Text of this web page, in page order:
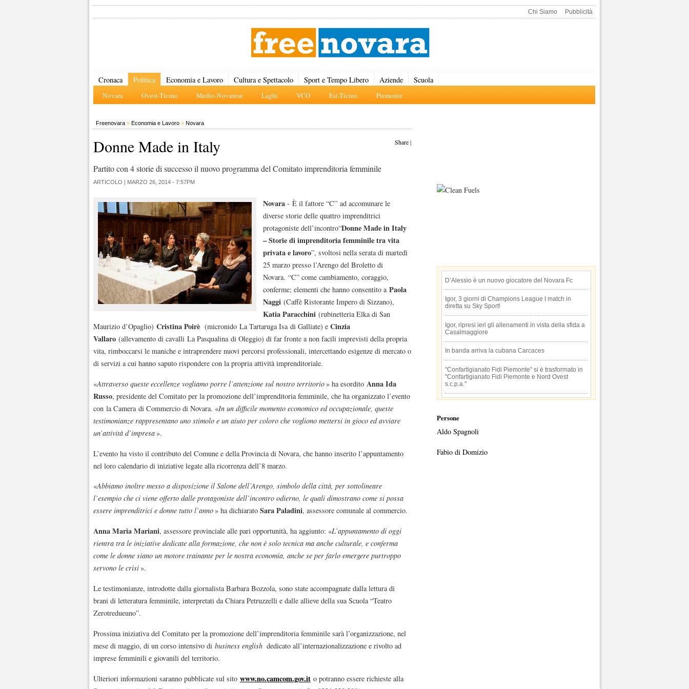
Chi Siamo Pubblicità
Cronaca Politica
Novara Ovest-Ticino Medio-Novarese Laghi VCO Est-Ticino Piemonte
Economia e Lavoro Cultura e Spettacolo Sport e Tempo Libero Aziende Scuola
Freenovara » Economia e Lavoro » Novara
Share|
Donne Made in Italy
Partito con 4 storie di successo il nuovo programma del Comitato imprenditoria femminile
ARTICOLO | MARZO 26, 2014 - 7:57PM
Novara - È il fattore “C” ad accomunare le
diverse storie delle quattro imprenditrici
protagoniste dell’incontro“Donne Made in Italy
– Storie di imprenditoria femminile tra vita
privata e lavoro”, svoltosi nella serata di martedì
25 marzo presso l’Arengo del Broletto di
Novara. “C” come cambiamento, coraggio,
conferme; elementi che hanno consentito a Paola
Naggi (Caffè Ristorante Impero di Sizzano),
Katia Paracchini (rubinetteria Elka di San
Maurizio d’Opaglio) Cristina Poirè (micronido La Tartaruga Isa di Galliate) e Cinzia
Vallaro (allevamento di cavalli La Pasqualina di Oleggio) di far fronte a non facili imprevisti della propria
vita, rimboccarsi le maniche e intraprendere nuovi percorsi professionali, intercettando esigenze di mercato o
di servizi a cui hanno saputo rispondere con la propria attività imprenditoriale.
«Attraverso queste eccellenze vogliamo porre l’attenzione sul nostro territorio» ha esordito Anna Ida
Russo, presidente del Comitato per la promozione dell’imprenditoria femminile, che ha organizzato l’evento
con la Camera di Commercio di Novara. «In un difficile momento economico ed occupazionale, queste
testimonianze rappresentano uno stimolo e un aiuto per coloro che vogliono mettersi in gioco ed avviare
un’attività d’impresa».
L’evento ha visto il contributo del Comune e della Provincia di Novara, che hanno inserito l’appuntamento
nel loro calendario di iniziative legate alla ricorrenza dell’8 marzo.
«Abbiamo inoltre messo a disposizione il Salone dell’Arengo, simbolo della città, per sottolineare
l’esempio che ci viene offerto dalle protagoniste dell’incontro odierno, le quali dimostrano come si possa
essere imprenditrici e donne tutto l’anno» ha dichiarato Sara Paladini, assessore comunale al commercio.
Anna Maria Mariani, assessore provinciale alle pari opportunità, ha aggiunto: «L’appuntamento di oggi
rientra tra le iniziative dedicate alla formazione, che non è solo tecnica ma anche culturale, e conferma
come le donne siano un motore trainante per le nostra economia, anche se per farlo emergere purtroppo
servono le crisi».
Le testimonianze, introdotte dalla giornalista Barbara Bozzola, sono state accompagnate dalla lettura di
brani di letteratura femminile, interpretati da Chiara Petruzzelli e dalle allieve della sua Scuola “Teatro
Zerotredueuno”.
Prossima iniziativa del Comitato per la promozione dell’imprenditoria femminile sarà l’organizzazione, nel
mese di maggio, di un corso intensivo di business english dedicato all’internazionalizzazione e rivolto ad
imprese femminili e giovanili del territorio.
Ulteriori informazioni saranno pubblicate sul sito www.no.camcom.gov.it o potranno essere richieste alla
D’Alessio è un nuovo giocatore del Novara Fc
Igor, 3 giorni di Champions League I match in
diretta su Sky Sport!
Igor, ripresi ieri gli allenamenti in vista della sfida a
Casalmaggiore
In banda arriva la cubana Carcaces
"Confartigianato Fidi Piemonte" si è trasformato in
"Confartigianato Fidi Piemonte e Nord Ovest
s.c.p.a."
Persone
Aldo Spagnoli
Fabio di Domizio